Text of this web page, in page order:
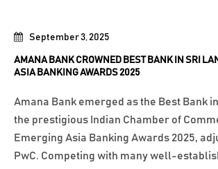
September 3, 2025
AMANA BANK CROWNED BEST BANK IN SRI
ASIA BANKING AWARDS 2025
Amana Bank emerged as the Best Bank
the prestigious Indian Chamber of
Emerging Asia Banking Awards 2025,
PwC. Competing with many well-